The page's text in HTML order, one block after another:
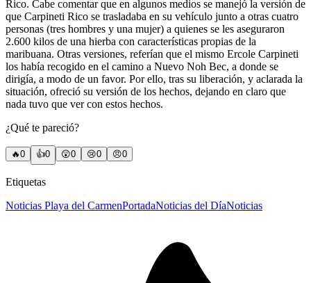
Rico. Cabe comentar que en algunos medios se manejó la versión de
que Carpineti Rico se trasladaba en su vehículo junto a otras cuatro
personas (tres hombres y una mujer) a quienes se les aseguraron
2.600 kilos de una hierba con características propias de la
maribuana. Otras versiones, referían que el mismo Ercole Carpineti
los había recogido en el camino a Nuevo Noh Bec, a donde se
dirigía, a modo de un favor. Por ello, tras su liberación, y aclarada la
situación, ofreció su versión de los hechos, dejando en claro que
nada tuvo que ver con estos hechos.
¿Qué te pareció?
🔥0 👍0 😲0 😢0 😠0
Etiquetas
Noticias Playa del CarmenPortadaNoticias del DíaNoticias